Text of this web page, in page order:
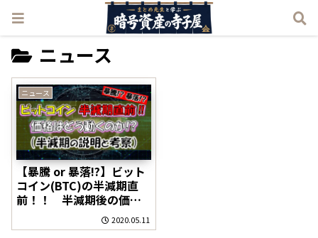
ニュース
ニュース
【暴騰 or 暴落!?】ビット
コイン(BTC)の半減期直
前！！ 半減期後の価格
はどう動くのか？(半減期
の説明と考察)
2020.05.11